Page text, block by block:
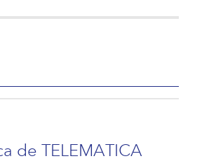
de TELEMATICA